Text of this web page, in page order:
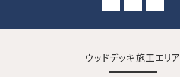
ウッドデッキ施工エリア